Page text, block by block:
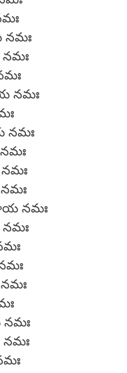
నమః
నమః
నమః
నమః
నమః